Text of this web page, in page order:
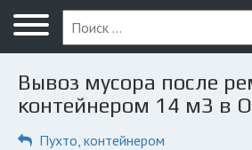
Меню
Главная
Вопрос юристу
Вывоз мусора после
контейнером 14 м3 в
Пухто, контейнером